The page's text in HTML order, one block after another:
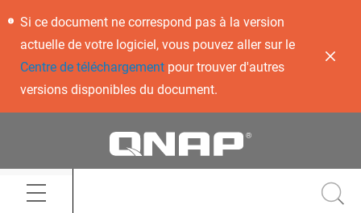
Si ce document ne correspond pas à la version
actuelle de votre logiciel, vous pouvez aller sur le
Centre de téléchargementpour trouver d'autres
versions disponibles du document.